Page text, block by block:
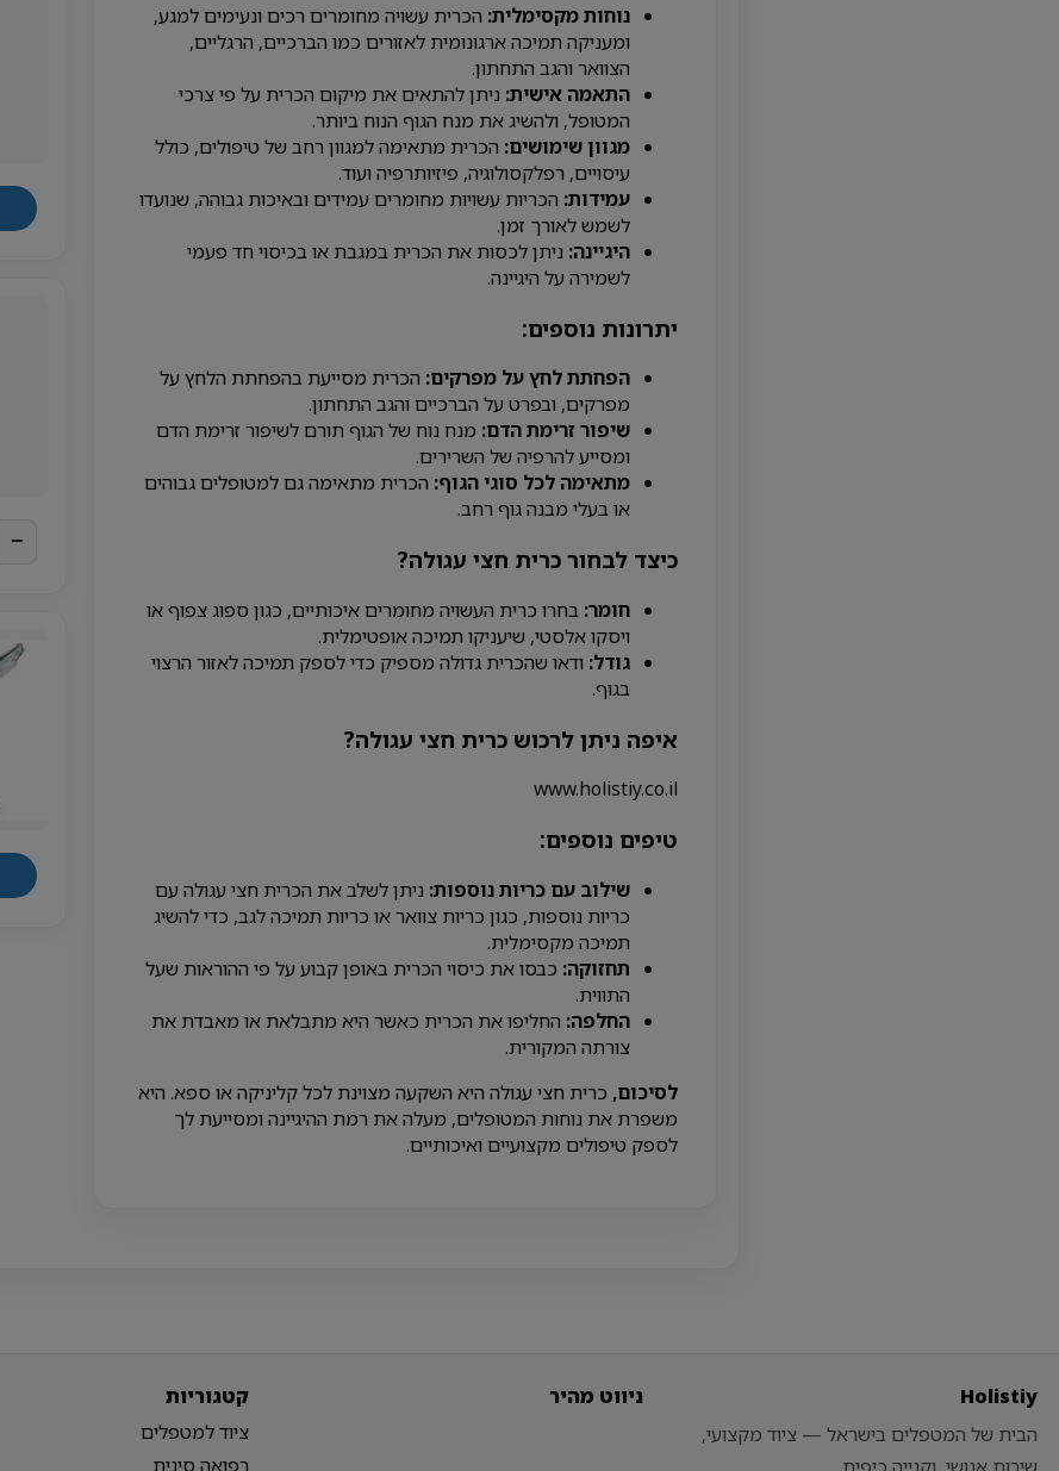
נוחות מקסימלית: הכרית עשויה מחומרים רכים ונעימים למגע,
ומעניקה תמיכה ארגונומית לאזורים כמו הברכיים, הרגליים,
הצוואר והגב התחתון.
התאמה אישית: ניתן להתאים את מיקום הכרית על פי צרכי
המטופל, ולהשיג את מנח הגוף הנוח ביותר.
מגוון שימושים: הכרית מתאימה למגוון רחב של טיפולים, כולל
עיסויים, רפלקסולוגיה, פיזיותרפיה ועוד.
עמידות: הכריות עשויות מחומרים עמידים ובאיכות גבוהה, שנועדו
לשמש לאורך זמן.
היגיינה: ניתן לכסות את הכרית במגבת או בכיסוי חד פעמי
לשמירה על היגיינה.
יתרונות נוספים:
הפחתת לחץ על מפרקים: הכרית מסייעת בהפחתת הלחץ על
מפרקים, ובפרט על הברכיים והגב התחתון.
שיפור זרימת הדם: מנח נוח של הגוף תורם לשיפור זרימת הדם
ומסייע להרפיה של השרירים.
מתאימה לכל סוגי הגוף: הכרית מתאימה גם למטופלים גבוהים
או בעלי מבנה גוף רחב.
כיצד לבחור כרית חצי עגולה?
חומר: בחרו כרית העשויה מחומרים איכותיים, כגון ספוג צפוף או
ויסקו אלסטי, שיעניקו תמיכה אופטימלית.
גודל: ודאו שהכרית גדולה מספיק כדי לספק תמיכה לאזור הרצוי
בגוף.
איפה ניתן לרכוש כרית חצי עגולה?
www.holistiy.co.il
טיפים נוספים:
שילוב עם כריות נוספות: ניתן לשלב את הכרית חצי עגולה עם
כריות נוספות, כגון כריות צוואר או כריות תמיכה לגב, כדי להשיג
תמיכה מקסימלית.
תחזוקה: כבסו את כיסוי הכרית באופן קבוע על פי ההוראות שעל
התווית.
החלפה: החליפו את הכרית כאשר היא מתבלאת או מאבדת את
צורתה המקורית.
לסיכום, כרית חצי עגולה היא השקעה מצוינת לכל קליניקה או ספא. היא
משפרת את נוחות המטופלים, מעלה את רמת ההיגיינה ומסייעת לך
לספק טיפולים מקצועיים ואיכותיים.
−
Holistiy
הבית של המטפלים בישראל — ציוד מקצועי,
ניווט מהיר
קטגוריות
ציוד למטפלים
רפואה סינית